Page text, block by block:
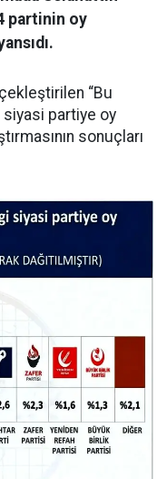
partinin oy
“Bu
partiye oy
sonuçları